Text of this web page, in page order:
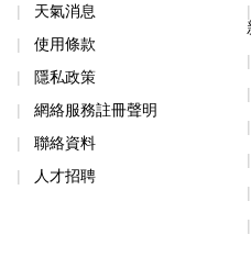
天氣消息
使用條款
隱私政策
網絡服務註冊聲明
聯絡資料
人才招聘